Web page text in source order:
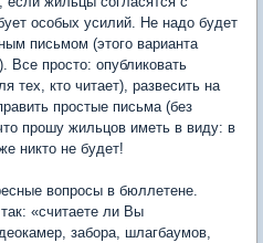
особых усилий. Не надо будет
письмом (этого варианта
Все просто: опубликовать
тех, кто читает), развесить на
простые письма (без
прошу жильцов иметь в виду: в
никто не будет!
вопросы в бюллетене.
«считаете ли Вы
забора, шлагбаумов,